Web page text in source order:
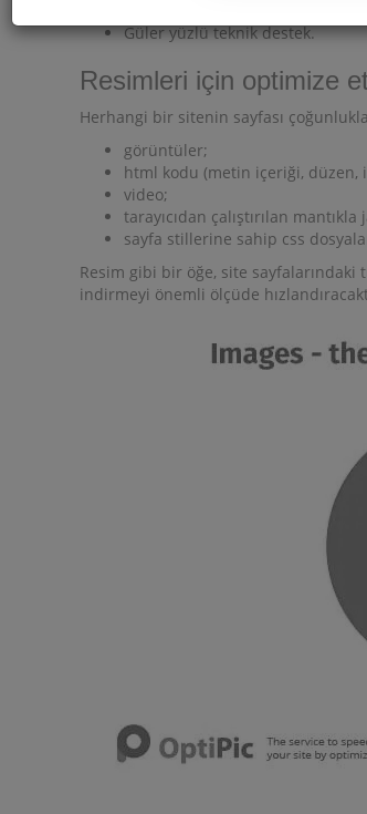
Güler yüzlü teknik destek.
Resimleri için optimize
Herhangi bir sitenin sayfası
görüntüler;
html kodu (metin içeriği, düzen,
video;
tarayıcıdan çalıştırılan
sayfa stillerine sahip css
Resim gibi bir öğe, site sayfalarındaki
indirmeyi önemli ölçüde